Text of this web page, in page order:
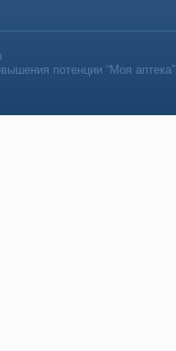
потенции “Моя